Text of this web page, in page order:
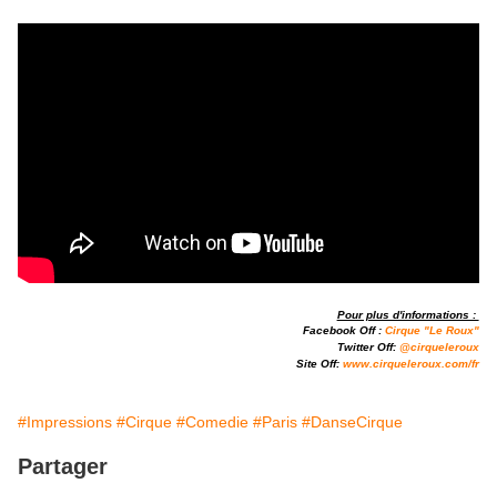
Pour plus d'informations :
Facebook Off : Cirque "Le Roux"
Twitter Off: @cirqueleroux
Site Off: www.cirqueleroux.com/fr
#Impressions #Cirque #Comedie #Paris #DanseCirque
Partager